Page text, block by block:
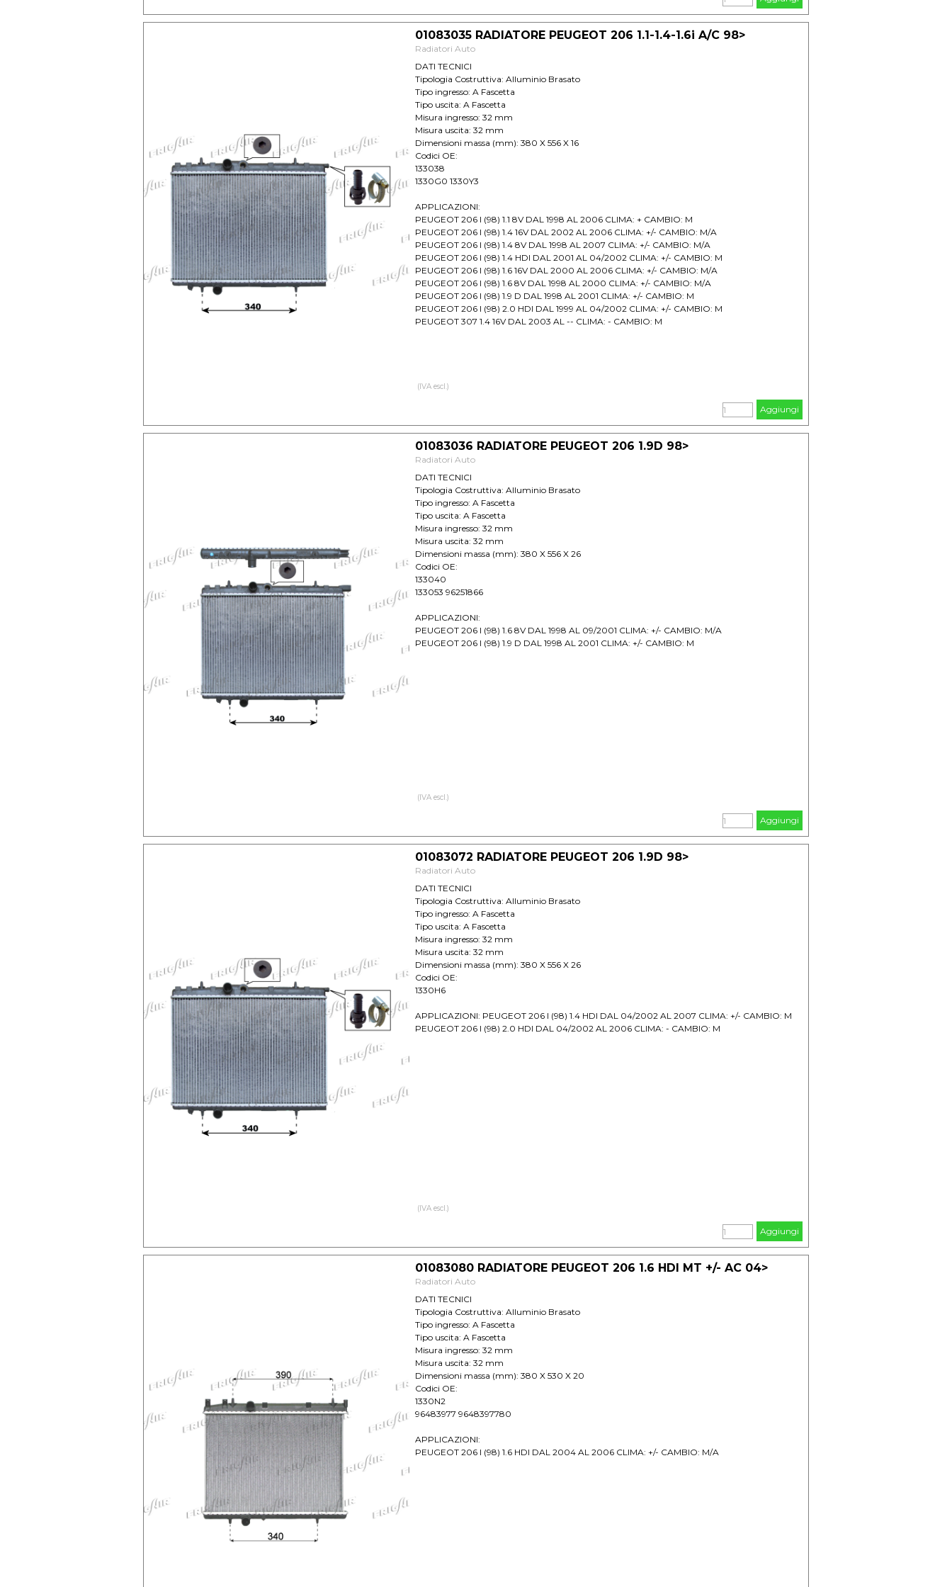
01083035 RADIATORE PEUGEOT 206 1.1-1.4-1.6i A/C 98>
Radiatori Auto
DATI TECNICI
Tipologia Costruttiva: Alluminio Brasato
Tipo ingresso: A Fascetta
Tipo uscita: A Fascetta
Misura ingresso: 32 mm
Misura uscita: 32 mm
Dimensioni massa (mm): 380 X 556 X 16
Codici OE:
133038
1330G0 1330Y3
APPLICAZIONI:
PEUGEOT 206 I (98) 1.1 8V DAL 1998 AL 2006 CLIMA: + CAMBIO: M
PEUGEOT 206 I (98) 1.4 16V DAL 2002 AL 2006 CLIMA: +/- CAMBIO: M/A
PEUGEOT 206 I (98) 1.4 8V DAL 1998 AL 2007 CLIMA: +/- CAMBIO: M/A
PEUGEOT 206 I (98) 1.4 HDI DAL 2001 AL 04/2002 CLIMA: +/- CAMBIO: M
PEUGEOT 206 I (98) 1.6 16V DAL 2000 AL 2006 CLIMA: +/- CAMBIO: M/A
PEUGEOT 206 I (98) 1.6 8V DAL 1998 AL 2000 CLIMA: +/- CAMBIO: M/A
PEUGEOT 206 I (98) 1.9 D DAL 1998 AL 2001 CLIMA: +/- CAMBIO: M
PEUGEOT 206 I (98) 2.0 HDI DAL 1999 AL 04/2002 CLIMA: +/- CAMBIO: M
PEUGEOT 307 1.4 16V DAL 2003 AL -- CLIMA: - CAMBIO: M
(IVA escl.)
Aggiungi
01083036 RADIATORE PEUGEOT 206 1.9D 98>
Radiatori Auto
DATI TECNICI
Tipologia Costruttiva: Alluminio Brasato
Tipo ingresso: A Fascetta
Tipo uscita: A Fascetta
Misura ingresso: 32 mm
Misura uscita: 32 mm
Dimensioni massa (mm): 380 X 556 X 26
Codici OE:
133040
133053 96251866
APPLICAZIONI:
PEUGEOT 206 I (98) 1.6 8V DAL 1998 AL 09/2001 CLIMA: +/- CAMBIO: M/A
PEUGEOT 206 I (98) 1.9 D DAL 1998 AL 2001 CLIMA: +/- CAMBIO: M
(IVA escl.)
Aggiungi
01083072 RADIATORE PEUGEOT 206 1.9D 98>
Radiatori Auto
DATI TECNICI
Tipologia Costruttiva: Alluminio Brasato
Tipo ingresso: A Fascetta
Tipo uscita: A Fascetta
Misura ingresso: 32 mm
Misura uscita: 32 mm
Dimensioni massa (mm): 380 X 556 X 26
Codici OE:
1330H6
APPLICAZIONI: PEUGEOT 206 I (98) 1.4 HDI DAL 04/2002 AL 2007 CLIMA: +/- CAMBIO: M
PEUGEOT 206 I (98) 2.0 HDI DAL 04/2002 AL 2006 CLIMA: - CAMBIO: M
(IVA escl.)
Aggiungi
01083080 RADIATORE PEUGEOT 206 1.6 HDI MT +/- AC 04>
Radiatori Auto
DATI TECNICI
Tipologia Costruttiva: Alluminio Brasato
Tipo ingresso: A Fascetta
Tipo uscita: A Fascetta
Misura ingresso: 32 mm
Misura uscita: 32 mm
Dimensioni massa (mm): 380 X 530 X 20
Codici OE:
1330N2
96483977 9648397780
APPLICAZIONI:
PEUGEOT 206 I (98) 1.6 HDI DAL 2004 AL 2006 CLIMA: +/- CAMBIO: M/A